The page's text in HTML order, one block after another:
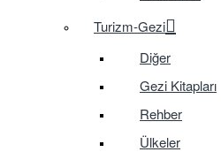
Turizm-Gezi
Diğer
Gezi Kitapları
Rehber
Ülkeler